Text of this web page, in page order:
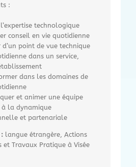
:
technologique
conseil en vie quotidienne
d’un point de vue technique
dans un service,
dans les domaines de
et animer une équipe
à la dynamique
et partenariale
langue étrangère, Actions
et Travaux Pratique à Visée